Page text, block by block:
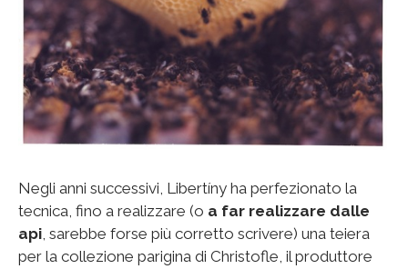
Negli anni successivi, Libertíny ha perfezionato la
tecnica, fino a realizzare (o a far realizzare dalle
api, sarebbe forse più corretto scrivere) una teiera
per la collezione parigina di Christofle, il produttore